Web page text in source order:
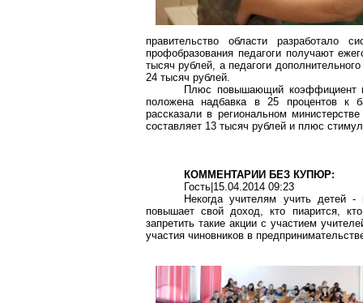
правительство области разработало
профобразования педагоги получают
тысяч рублей, а педагоги
24 тысяч рублей.
Плюс повышающий коэффициент
положена надбавка в 25 процентов к
рассказали в региональном
составляет 13 тысяч рублей и плюс
КОММЕНТАРИИ БЕЗ КУПЮР:
Гость|15.04.2014 09:23
Некогда учителям учить детей -
повышает свой доход, кто пиарится,
запретить такие акции с участием
участия чиновников в